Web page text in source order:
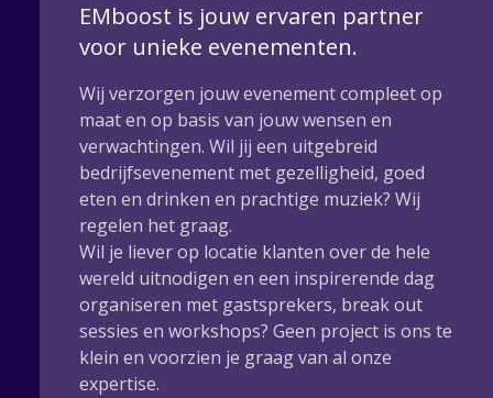
EMboost is jouw ervaren partner
voor unieke evenementen.
Wij verzorgen jouw evenement compleet op
maat en op basis van jouw wensen en
verwachtingen. Wil jij een uitgebreid
bedrijfsevenement met gezelligheid, goed
eten en drinken en prachtige muziek? Wij
regelen het graag.
Wil je liever op locatie klanten over de hele
wereld uitnodigen en een inspirerende dag
organiseren met gastsprekers, break out
sessies en workshops? Geen project is ons te
klein en voorzien je graag van al onze
expertise.